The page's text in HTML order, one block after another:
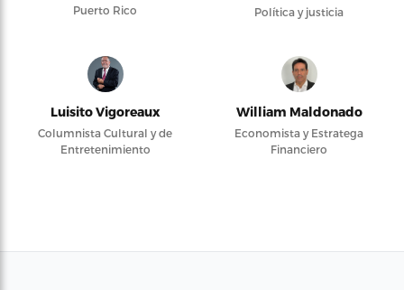
Puerto Rico
Política y justicia
Luisito Vigoreaux
Columnista Cultural y de
Entretenimiento
William Maldonado
Economista y Estratega
Financiero